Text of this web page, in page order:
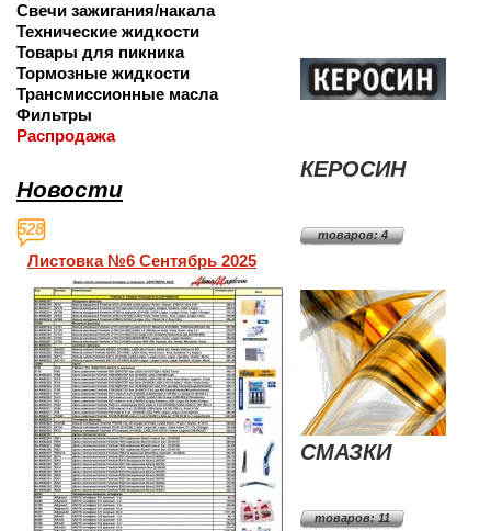
Свечи зажигания/накала
Технические жидкости
Товары для пикника
Тормозные жидкости
Трансмиссионные масла
Фильтры
Распродажа
Новости
528
Листовка №6 Сентябрь 2025
КЕРОСИН
товаров: 4
СМАЗКИ
товаров: 11